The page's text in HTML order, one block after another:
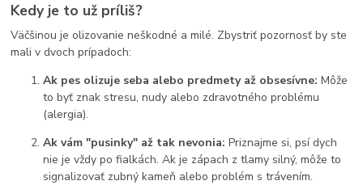
Kedy je to už príliš?
Väčšinou je olizovanie neškodné a milé. Zbystriť pozornosť by ste
mali v dvoch prípadoch:
Ak pes olizuje seba alebo predmety až obsesívne: Môže
to byť znak stresu, nudy alebo zdravotného problému
(alergia).
Ak vám "pusinky" až tak nevonia: Priznajme si, psí dych
nie je vždy po fialkách. Ak je zápach z tlamy silný, môže to
signalizovať zubný kameň alebo problém s trávením.